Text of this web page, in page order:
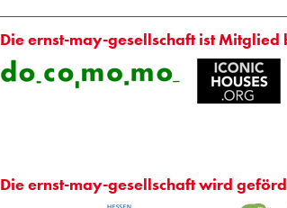
Die ernst-may-gesellschaft ist Mitglied
Die ernst-may-gesellschaft wird